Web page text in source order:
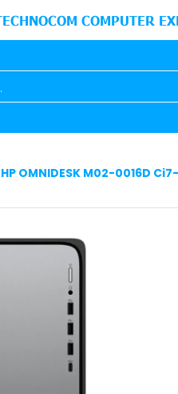
COMPUTER
OMNIDESK M02-0016D